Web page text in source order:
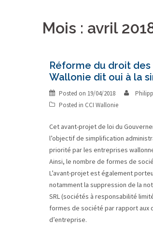
Mois : avril
Réforme du droit des
Wallonie dit oui à la
Posted on 19/04/2018
Posted in CCI Wallonie
Cet avant-projet de loi du
l’objectif de simplification
priorité par les entreprises
Ainsi, le nombre de formes de
L’avant-projet est également
notamment la suppression de la
SRL (sociétés à responsabilité
formes de société par rapport aux
d’entreprise.